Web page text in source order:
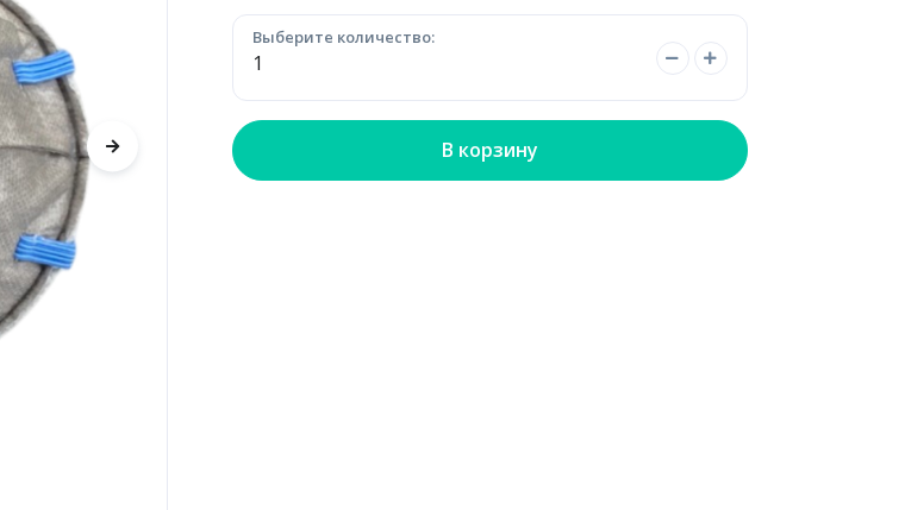
Выберите количество:
В корзину